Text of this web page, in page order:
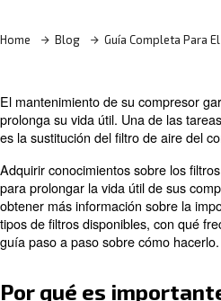
¡Descubra más con
El mantenimiento de su
prolonga su vida útil. Una de